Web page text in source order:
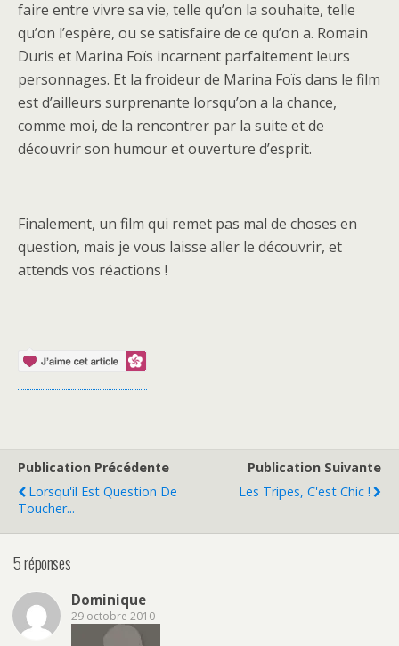
faire entre vivre sa vie, telle qu’on la souhaite, telle
qu’on l’espère, ou se satisfaire de ce qu’on a. Romain
Duris et Marina Foïs incarnent parfaitement leurs
personnages. Et la froideur de Marina Foïs dans le film
est d’ailleurs surprenante lorsqu’on a la chance,
comme moi, de la rencontrer par la suite et de
découvrir son humour et ouverture d’esprit.
Finalement, un film qui remet pas mal de choses en
question, mais je vous laisse aller le découvrir, et
attends vos réactions !
Publication Précédente
Lorsqu'il Est Question De
Toucher...
Publication Suivante
Les Tripes, C'est Chic !
5 réponses
Dominique
29 octobre 2010